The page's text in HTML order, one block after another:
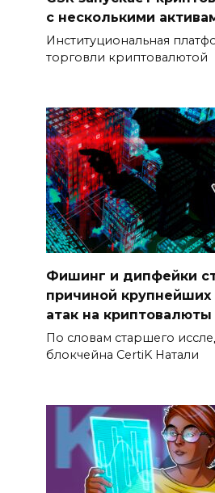
с несколькими
Институциональная
торговли криптовалютой
Фишинг и дипфейки
причиной крупнейших
атак на криптовалюты
По словам старшего
блокчейна CertiK Натали